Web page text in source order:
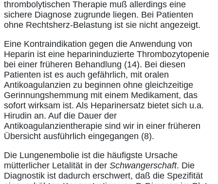
thrombolytischen Therapie muß allerdings eine
sichere Diagnose zugrunde liegen. Bei Patienten
ohne Rechtsherz-Belastung ist sie nicht angezeigt.
Eine Kontraindikation gegen die Anwendung von
Heparin ist eine heparininduzierte Thrombozytopenie
bei einer früheren Behandlung (14). Bei diesen
Patienten ist es auch gefährlich, mit oralen
Antikoagulanzien zu beginnen ohne gleichzeitige
Gerinnungshemmung mit einem Medikament, das
sofort wirksam ist. Als Heparinersatz bietet sich u.a.
Hirudin an. Auf die Dauer der
Antikoagulanzientherapie sind wir in einer früheren
Übersicht ausführlich eingegangen (8).
Die Lungenembolie ist die häufigste Ursache
mütterlicher Letalität in der Schwangerschaft. Die
Diagnostik ist dadurch erschwert, daß die Spezifität